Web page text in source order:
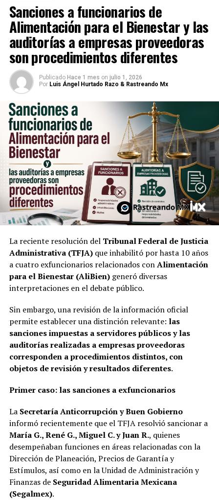
Sanciones a funcionarios de
Alimentación para el Bienestar y las
auditorías a empresas proveedoras
son procedimientos diferentes
Publicado Hace 1 mes on julio 1, 2026
Por Luis Ángel Hurtado Razo & Rastreando Mx
La reciente resolución del Tribunal Federal de Justicia
Administrativa (TFJA)que inhabilitó por hasta 10 años
a cuatro exfuncionarios relacionados conAlimentación
para el Bienestar (AliBien)generó diversas
interpretaciones en el debate público.
Sin embargo, una revisión de la información oficial
permite establecer una distinción relevante: las
sanciones impuestas a servidores públicos y las
auditorías realizadas a empresas proveedoras
corresponden a procedimientos distintos, con
objetos de revisión y resultados diferentes.
Primer caso: las sanciones a exfuncionarios
La Secretaría Anticorrupción y Buen Gobierno
informó recientemente que el TFJA resolvió sancionar a
María G., René G., Miguel C. y Juan R., quienes
desempeñaban funciones en áreas relacionadas con la
Dirección de Planeación, Precios de Garantía y
Estímulos, así como en la Unidad de Administración y
Finanzas de Seguridad Alimentaria Mexicana
(Segalmex).